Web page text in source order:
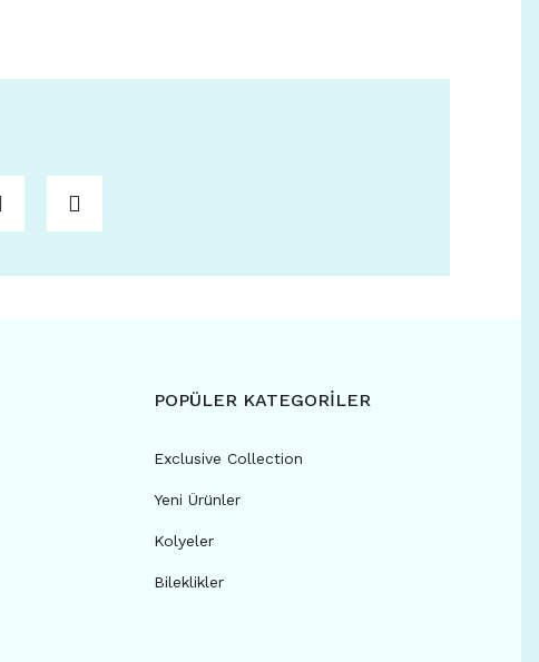
POPÜLER KATEGORİLER
Exclusive Collection
Yeni Ürünler
Kolyeler
Bileklikler